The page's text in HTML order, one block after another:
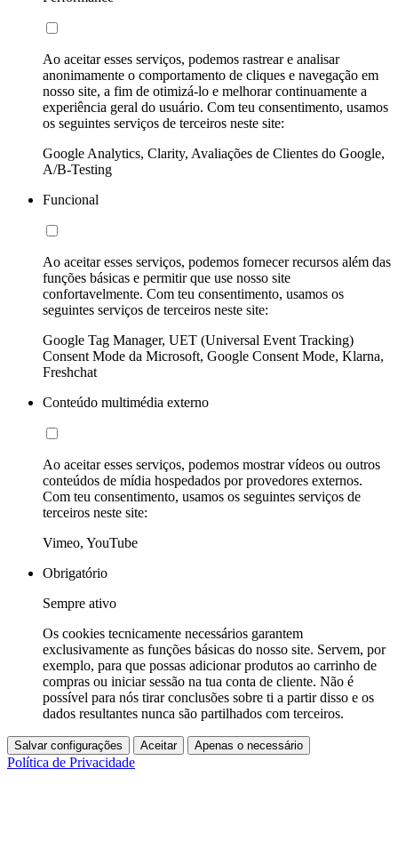
Ao aceitar esses serviços, podemos rastrear e analisar
anonimamente o comportamento de cliques e navegação em
nosso site, a fim de otimizá-lo e melhorar continuamente a
experiência geral do usuário. Com teu consentimento, usamos
os seguintes serviços de terceiros neste site:
Google Analytics, Clarity, Avaliações de Clientes do Google,
A/B-Testing
Funcional
Ao aceitar esses serviços, podemos fornecer recursos além das
funções básicas e permitir que use nosso site
confortavelmente. Com teu consentimento, usamos os
seguintes serviços de terceiros neste site:
Google Tag Manager, UET (Universal Event Tracking)
Consent Mode da Microsoft, Google Consent Mode, Klarna,
Freshchat
Conteúdo multimédia externo
Ao aceitar esses serviços, podemos mostrar vídeos ou outros
conteúdos de mídia hospedados por provedores externos.
Com teu consentimento, usamos os seguintes serviços de
terceiros neste site:
Vimeo, YouTube
Obrigatório
Sempre ativo
Os cookies tecnicamente necessários garantem
exclusivamente as funções básicas do nosso site. Servem, por
exemplo, para que possas adicionar produtos ao carrinho de
compras ou iniciar sessão na tua conta de cliente. Não é
possível para nós tirar conclusões sobre ti a partir disso e os
dados resultantes nunca são partilhados com terceiros.
Salvar configurações Aceitar Apenas o necessário
Política de Privacidade